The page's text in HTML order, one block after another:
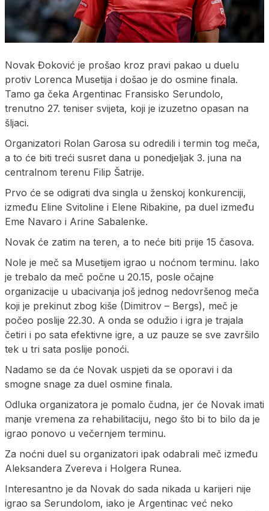
Novak Đoković je prošao kroz pravi pakao u duelu
protiv Lorenca Musetija i došao je do osmine finala.
Tamo ga čeka Argentinac Fransisko Serundolo,
trenutno 27. teniser svijeta, koji je izuzetno opasan na
šljaci.
Organizatori Rolan Garosa su odredili i termin tog meča,
a to će biti treći susret dana u ponedjeljak 3. juna na
centralnom terenu Filip Šatrije.
Prvo će se odigrati dva singla u ženskoj konkurenciji,
između Eline Svitoline i Elene Ribakine, pa duel između
Eme Navaro i Arine Sabalenke.
Novak će zatim na teren, a to neće biti prije 15 časova.
Nole je meč sa Musetijem igrao u noćnom terminu. Iako
je trebalo da meč počne u 20.15, posle očajne
organizacije u ubacivanja još jednog nedovršenog meča
koji je prekinut zbog kiše (Dimitrov – Bergs), meč je
počeo poslije 22.30. A onda se odužio i igra je trajala
četiri i po sata efektivne igre, a uz pauze se sve završilo
tek u tri sata poslije ponoći.
Nadamo se da će Novak uspjeti da se oporavi i da
smogne snage za duel osmine finala.
Odluka organizatora je pomalo čudna, jer će Novak imati
manje vremena za rehabilitaciju, nego što bi to bilo da je
igrao ponovo u večernjem terminu.
Za noćni duel su organizatori ipak odabrali meč između
Aleksandera Zvereva i Holgera Runea.
Interesantno je da Novak do sada nikada u karijeri nije
igrao sa Serundolom, iako je Argentinac već neko